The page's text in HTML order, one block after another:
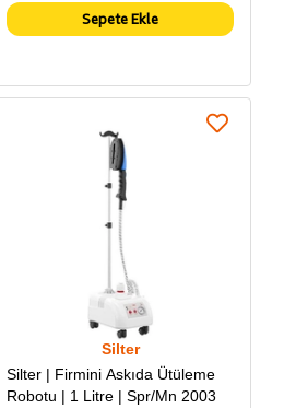
Sepete Ekle
Silter
Silter | Firmini Askıda Ütüleme
Robotu | 1 Litre | Spr/Mn 2003